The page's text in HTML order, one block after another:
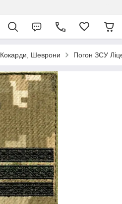
Кокарди, Шеврони Погон ЗСУ